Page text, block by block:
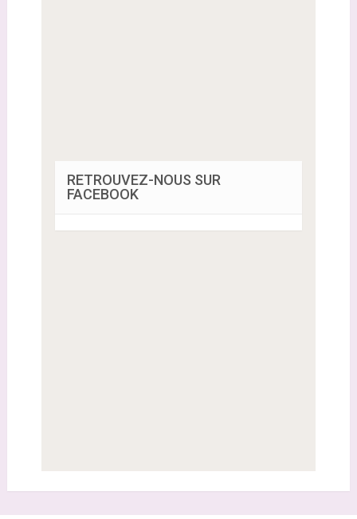
RETROUVEZ-NOUS SUR
FACEBOOK